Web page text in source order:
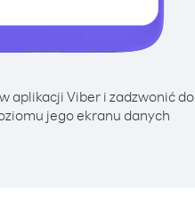
aplikacji Viber i zadzwonić do
jego ekranu danych